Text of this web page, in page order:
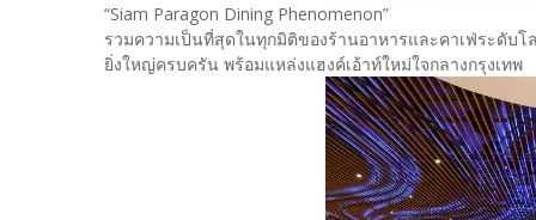
“Siam Paragon Dining Phenomenon”
รวมความเป็นที่สุดในทุกมิติของร้านอาหารและคาเฟ่ระดับ
ยิ่งใหญ่ครบครัน พร้อมแหล่งแฮงค์เอ้าท์ใหม่ใจกลางกรุงเทพ